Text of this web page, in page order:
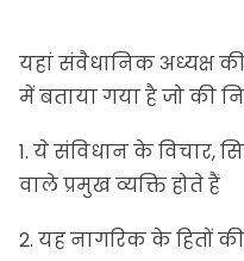
यहां संवैधानिक अध्यक्ष
में बताया गया है जो की
1. ये संविधान के विचार,
वाले प्रमुख व्यक्ति होते हैं
2. यह नागरिक के हितों